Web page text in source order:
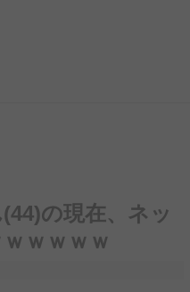
の現在、ネッ
ｗｗｗｗ